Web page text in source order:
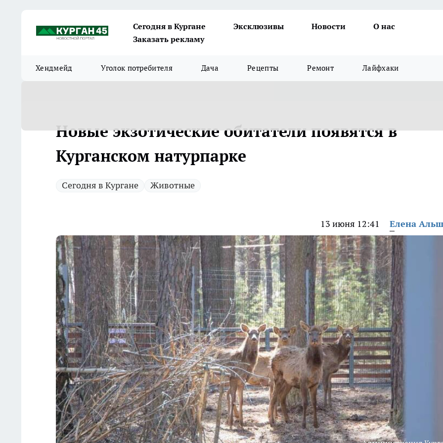
Сегодня в Кургане Эксклюзивы Новости
О нас
Заказать рекламу
Хендмейд Уголок потребителя Дача Рецепты Ремонт Лайфхаки
Новые экзотические обитатели появятся в
Курганском натурпарке
Сегодня в Кургане Животные
13 июня 12:41 Елена